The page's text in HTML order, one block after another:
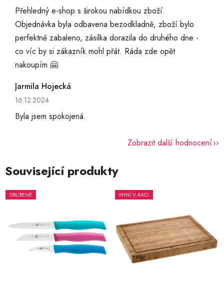
Přehledný e-shop s širokou nabídkou zboží.
Objednávka byla odbavena bezodkladně, zboží bylo
perfektně zabaleno, zásilka dorazila do druhého dne -
co víc by si zákazník mohl přát. Ráda zde opět
nakoupím 🤗
Jarmila Hojecká
Hodnocení obchodu je 5 z 5 hvězdiček.
16.12.2024
Byla jsem spokojená.
Zobrazit další hodnocení
Související produkty
OBLÍBENÉ NYNÍ V AKCI